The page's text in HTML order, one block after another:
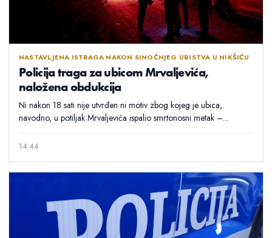
NASTAVLJENA ISTRAGA NAKON SINOĆNJEG UBISTVA U NIKŠIĆU
Policija traga za ubicom Mrvaljevića,
naložena obdukcija
Ni nakon 18 sati nije utvrđen ni motiv zbog kojeg je ubica,
navodno, u potiljak Mrvaljevića ispalio smrtonosni metak –...
14:44